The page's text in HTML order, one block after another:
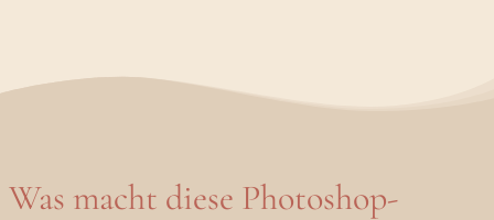
Was macht diese Photoshop-